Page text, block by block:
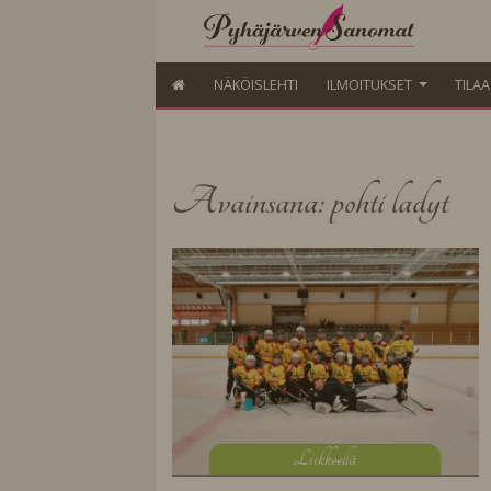
NÄKÖISLEHTI ILMOITUKSET
Avainsana: pohti ladyt
Liikkeellä